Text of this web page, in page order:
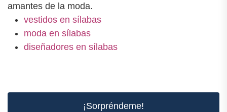
amantes de la moda.
vestidos en sílabas
moda en sílabas
diseñadores en sílabas
¡Sorpréndeme!